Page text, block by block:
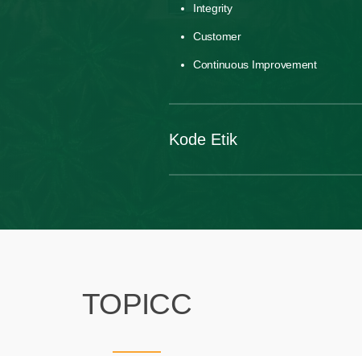
Integrity
Customer
Continuous Improvement
Kode Etik
jelas terkait profesionalisme, etika,
menolak pembakaran, serta pekerja
lingkungan kerja. Melalui penerapan
TOPICC